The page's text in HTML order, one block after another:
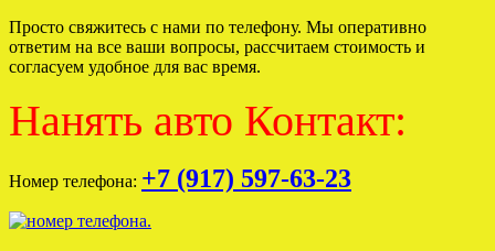
Просто свяжитесь с нами по телефону. Мы оперативно
ответим на все ваши вопросы, рассчитаем стоимость и
согласуем удобное для вас время.
Нанять авто Контакт:
Номер телефона: +7 (917) 597-63-23